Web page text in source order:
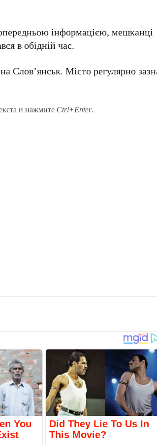
інформацією, мешканці
в обідній час.
Слов’янськ. Місто регулярно
и нажмите Ctrl+Enter.